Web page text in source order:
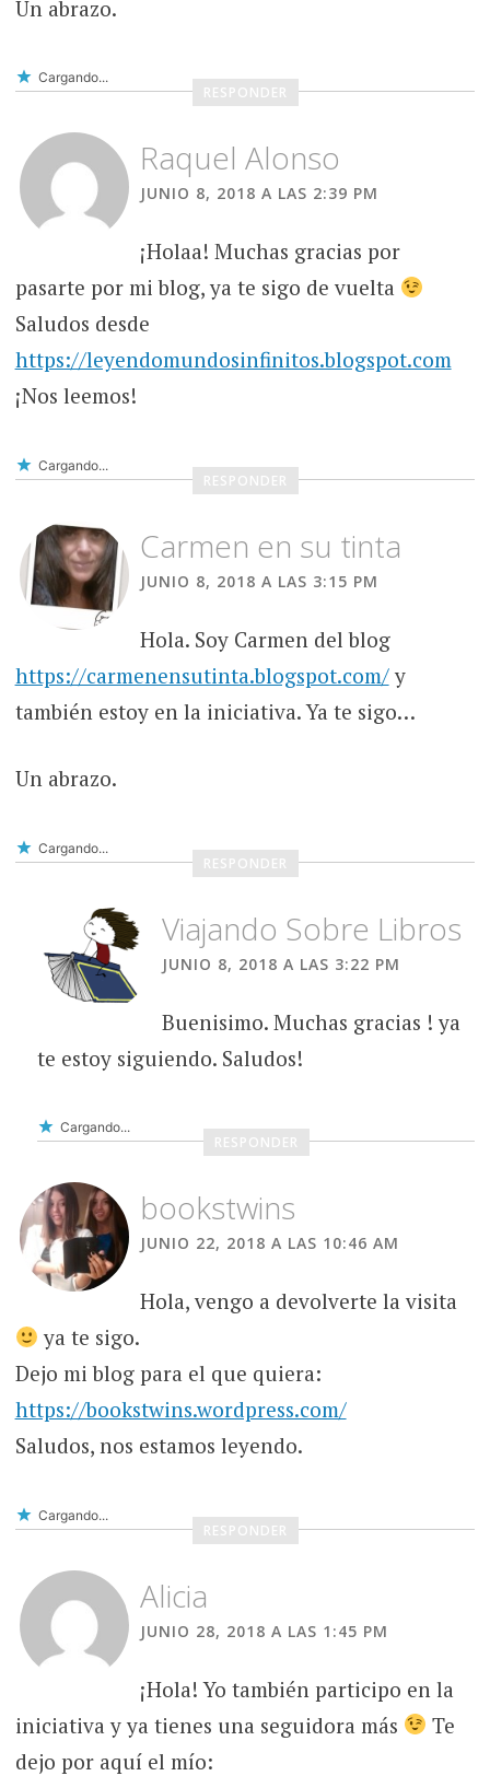
Un abrazo.
Cargando...
RESPONDER
Raquel Alonso
JUNIO 8, 2018 A LAS 2:39 PM
¡Holaa! Muchas gracias por
pasarte por mi blog, ya te sigo de vuelta
Saludos desde
https://leyendomundosinfinitos.blogspot.com
¡Nos leemos!
Cargando...
RESPONDER
Carmen en su tinta
JUNIO 8, 2018 A LAS 3:15 PM
Hola. Soy Carmen del blog
https://carmenensutinta.blogspot.com/y
también estoy en la iniciativa. Ya te sigo…
Un abrazo.
Cargando...
RESPONDER
Viajando Sobre Libros
JUNIO 8, 2018 A LAS 3:22 PM
Buenisimo. Muchas gracias ! ya
te estoy siguiendo. Saludos!
Cargando...
RESPONDER
bookstwins
JUNIO 22, 2018 A LAS 10:46 AM
Hola, vengo a devolverte la visita
ya te sigo.
Dejo mi blog para el que quiera:
https://bookstwins.wordpress.com/
Saludos, nos estamos leyendo.
Cargando...
RESPONDER
Alicia
JUNIO 28, 2018 A LAS 1:45 PM
¡Hola! Yo también participo en la
iniciativa y ya tienes una seguidora más
Te
dejo por aquí el mío: